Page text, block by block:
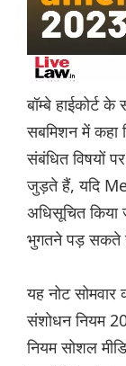
बॉम्बे हाईकोर्ट
सबमिशन में कहा
संबंधित विषयों
जुड़ते हैं, यदि
अधिसूचित किया
भुगतने पड़ सकते
यह नोट
संशोधन नियम
नियम सोशल